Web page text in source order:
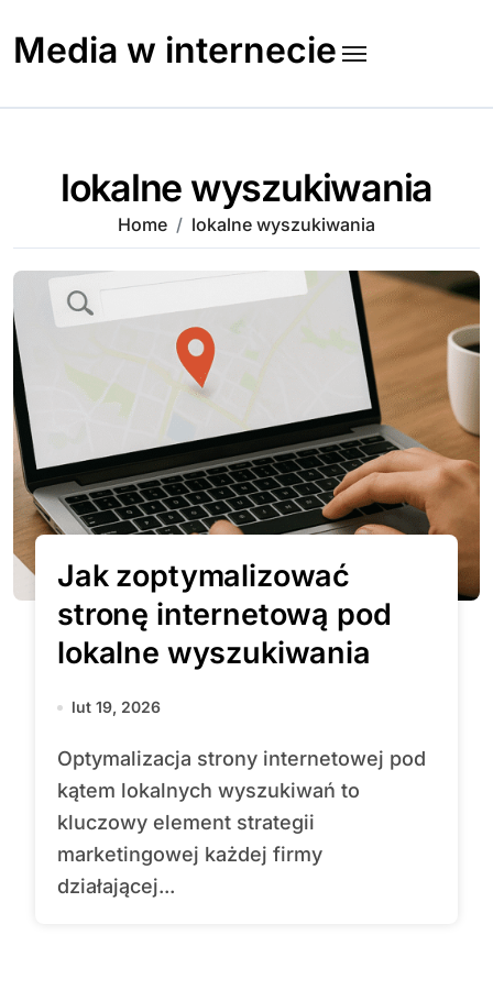
content
Media w internecie
lokalne wyszukiwania
Home lokalne wyszukiwania
Jak zoptymalizować
stronę internetową pod
lokalne wyszukiwania
lut 19, 2026
Optymalizacja strony internetowej pod
kątem lokalnych wyszukiwań to
kluczowy element strategii
marketingowej każdej firmy
działającej...